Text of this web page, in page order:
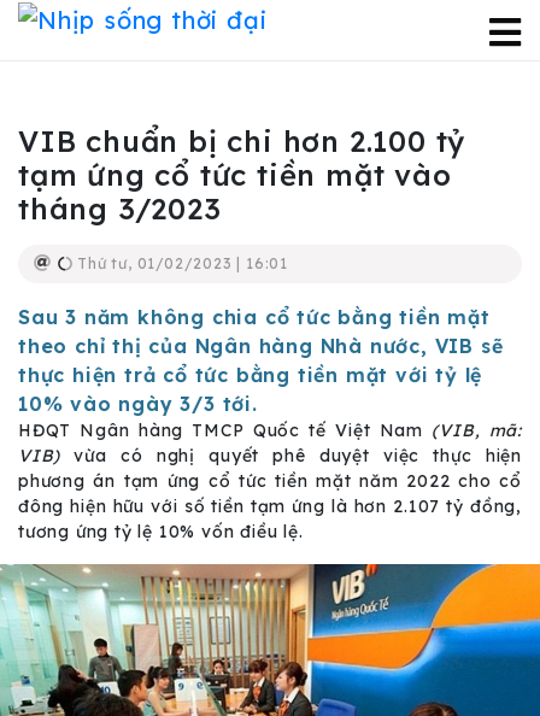
VIB chuẩn bị chi hơn 2.100 tỷ
tạm ứng cổ tức tiền mặt vào
tháng 3/2023
Thứ tư, 01/02/2023 | 16:01
Sau 3 năm không chia cổ tức bằng tiền mặt
theo chỉ thị của Ngân hàng Nhà nước, VIB sẽ
thực hiện trả cổ tức bằng tiền mặt với tỷ lệ
10% vào ngày 3/3 tới.
HĐQT Ngân hàng TMCP Quốc tế Việt Nam (VIB, mã:
VIB) vừa có nghị quyết phê duyệt việc thực hiện
phương án tạm ứng cổ tức tiền mặt năm 2022 cho cổ
đông hiện hữu với số tiền tạm ứng là hơn 2.107 tỷ đồng,
tương ứng tỷ lệ 10% vốn điều lệ.